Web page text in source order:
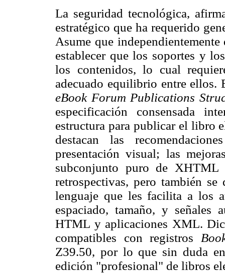
La seguridad tecnológica,
estratégico que ha requerido
Asume que
establecer que los soportes y
los contenidos, lo cual
adecuado equilibrio entre ellos.
eBook Forum Publications
especificación consensada
estructura para publicar el libro
destacan las
presentación visual; las
subconjunto puro de
retrospectivas, pero también
lenguaje que les facilita a los
espaciado, tamaño, y señales
HTML y aplicaciones XML.
compatibles con registros
Z39.50, por lo que sin duda
edición "profesional" de libros